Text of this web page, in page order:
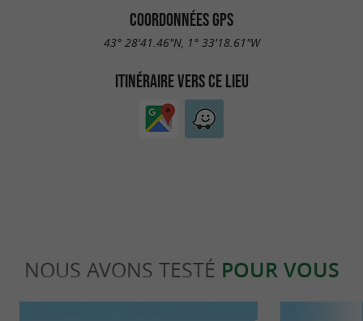
COORDONNÉES GPS
43° 28'41.46"N, 1° 33'18.61"W
ITINÉRAIRE VERS CE LIEU
NOUS AVONS TESTÉ POUR VOUS